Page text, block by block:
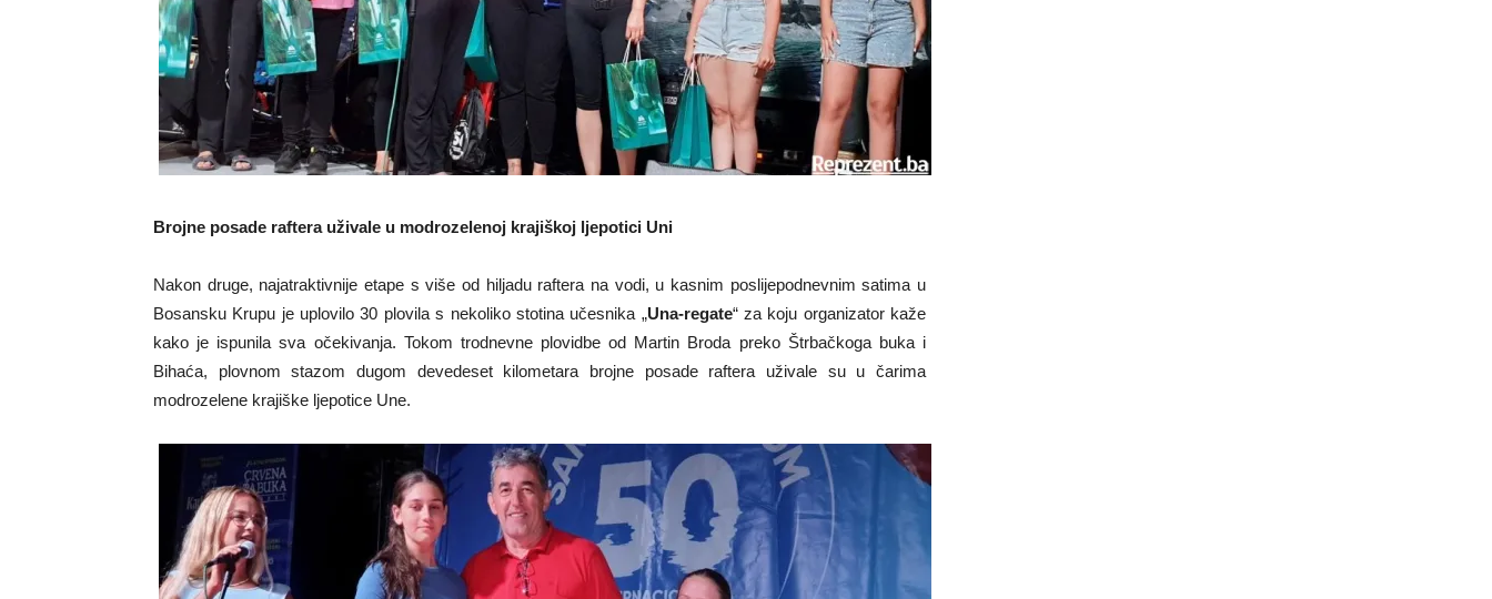
Brojne posade raftera uživale u modrozelenoj krajiškoj ljepotici Uni
Nakon druge, najatraktivnije etape s više od hiljadu raftera na vodi, u kasnim poslijepodnevnim satima u
Bosansku Krupu je uplovilo 30 plovila s nekoliko stotina učesnika „Una-regate“ za koju organizator kaže
kako je ispunila sva očekivanja. Tokom trodnevne plovidbe od Martin Broda preko Štrbačkoga buka i
Bihaća, plovnom stazom dugom devedeset kilometara brojne posade raftera uživale su u čarima
modrozelene krajiške ljepotice Une.